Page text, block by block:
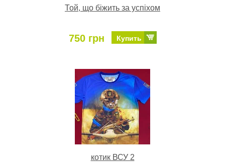
Той, що біжить за успіхом
750 грн Купить
котик ВСУ 2